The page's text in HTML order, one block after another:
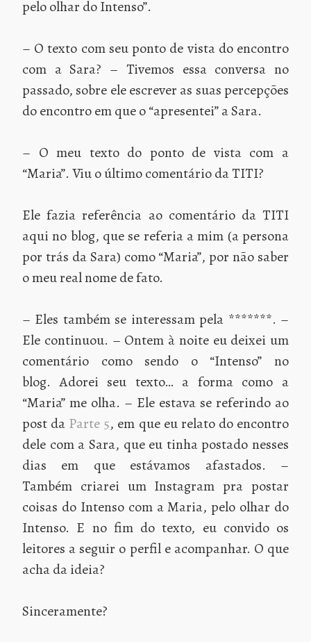
pelo olhar do Intenso”.
– O texto com seu ponto de vista do encontro
com a Sara? – Tivemos essa conversa no
passado, sobre ele escrever as suas percepções
do encontro em que o “apresentei” a Sara.
– O meu texto do ponto de vista com a
“Maria”. Viu o último comentário da TITI?
Ele fazia referência ao comentário da TITI
aqui no blog, que se referia a mim (a persona
por trás da Sara) como “Maria”, por não saber
o meu real nome de fato.
– Eles também se interessam pela *******. –
Ele continuou. – Ontem à noite eu deixei um
comentário como sendo o “Intenso” no
blog. Adorei seu texto… a forma como a
“Maria” me olha. – Ele estava se referindo ao
post da Parte 5, em que eu relato do encontro
dele com a Sara, que eu tinha postado nesses
dias em que estávamos afastados. –
Também criarei um Instagram pra postar
coisas do Intenso com a Maria, pelo olhar do
Intenso. E no fim do texto, eu convido os
leitores a seguir o perfil e acompanhar. O que
acha da ideia?
Sinceramente?